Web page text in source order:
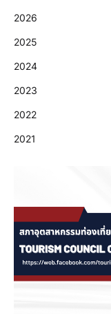
2026
2025
2024
2023
2022
2021